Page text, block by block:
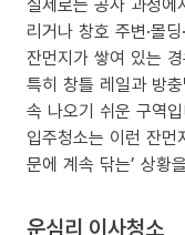
리거나 창호 주변·몰
잔먼지가 쌓여 있는
특히 창틀 레일과 방
속 나오기 쉬운 구역
입주청소는 이런 잔먼
문에 계속 닦는’ 상황
운심리 이사청소